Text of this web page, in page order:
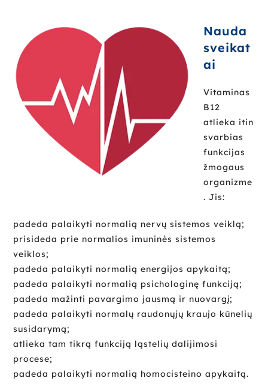
Nauda
sveikat
ai
Vitaminas
B12
atlieka itin
svarbias
funkcijas
žmogaus
organizme
. Jis:
padeda palaikyti normalią nervų sistemos veiklą;
prisideda prie normalios imuninės sistemos
veiklos;
padeda palaikyti normalią energijos apykaitą;
padeda palaikyti normalią psichologinę funkciją;
padeda mažinti pavargimo jausmą ir nuovargį;
padeda palaikyti normalų raudonųjų kraujo kūnelių
susidarymą;
atlieka tam tikrą funkciją ląstelių dalijimosi
procese;
padeda palaikyti normalią homocisteino apykaitą.